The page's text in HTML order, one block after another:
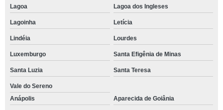
Lagoa Lagoa dos Ingleses
Lagoinha Letícia
Lindéia Lourdes
Luxemburgo Santa Efigênia de Minas
Santa Luzia Santa Teresa
Vale do Sereno
Anápolis
Aparecida de Goiânia